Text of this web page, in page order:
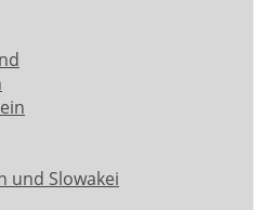
und Slowakei